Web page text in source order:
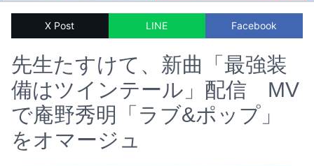
X Post LINE Facebook
先生たすけて、新曲「最強装
備はツインテール」配信 MV
で庵野秀明「ラブ&ポップ」
をオマージュ